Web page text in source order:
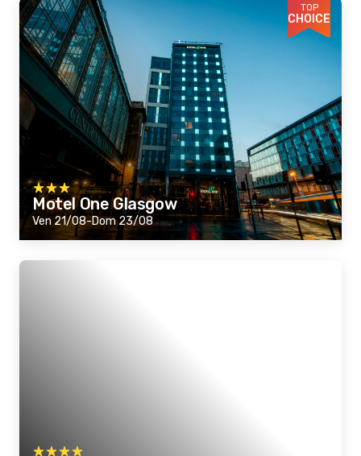
TOP
CHOICE
Motel One Glasgow
Ven 21/08-Dom 23/08